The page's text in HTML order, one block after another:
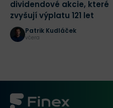
dividendové akcie, které
zvyšují výplatu 121 let
Patrik Kudláček
včera